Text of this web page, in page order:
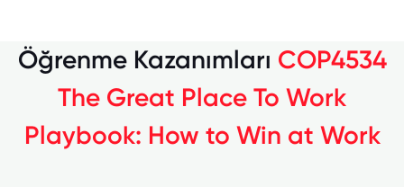
Öğrenme Kazanımları COP4534
The Great Place To Work
Playbook: How to Win at Work